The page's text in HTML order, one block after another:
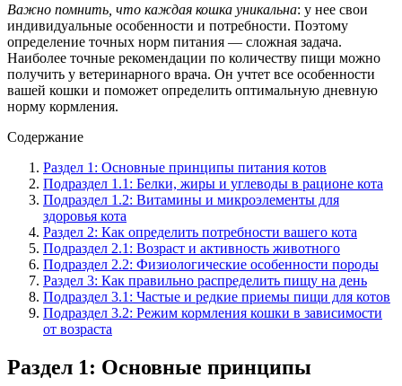
Важно помнить, что каждая кошка уникальна: у нее свои
индивидуальные особенности и потребности. Поэтому
определение точных норм питания — сложная задача.
Наиболее точные рекомендации по количеству пищи можно
получить у ветеринарного врача. Он учтет все особенности
вашей кошки и поможет определить оптимальную дневную
норму кормления.
Содержание
Раздел 1: Основные принципы питания котов
Подраздел 1.1: Белки, жиры и углеводы в рационе кота
Подраздел 1.2: Витамины и микроэлементы для
здоровья кота
Раздел 2: Как определить потребности вашего кота
Подраздел 2.1: Возраст и активность животного
Подраздел 2.2: Физиологические особенности породы
Раздел 3: Как правильно распределить пищу на день
Подраздел 3.1: Частые и редкие приемы пищи для котов
Подраздел 3.2: Режим кормления кошки в зависимости
от возраста
Раздел 1: Основные принципы